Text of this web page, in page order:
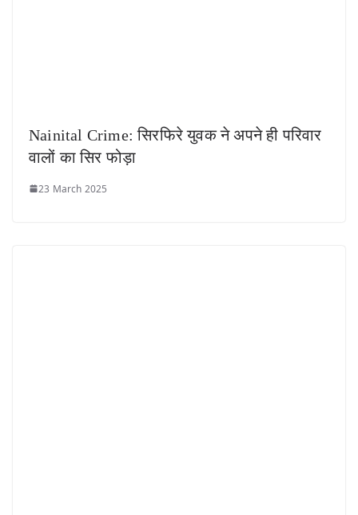
Nainital Crime: सिरफिरे युवक ने अपने ही परिवार
वालों का सिर फोड़ा
23 March 2025